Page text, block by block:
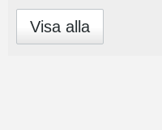
Visa alla